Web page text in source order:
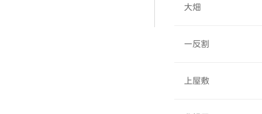
大畑
一反割
上屋敷